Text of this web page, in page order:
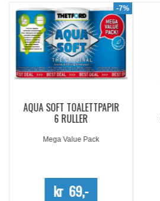
-7%
AQUA SOFT TOALETTPAPIR
6 RULLER
Mega Value Pack
kr 69,-